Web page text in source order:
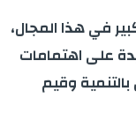
في هذا المجال،
على اهتمامات
وقيم